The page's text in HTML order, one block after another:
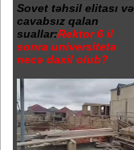
Sovet təhsil elitası və
cavabsız qalan
suallar:Rektor 6 il
sonra universitetə
necə daxil olub?